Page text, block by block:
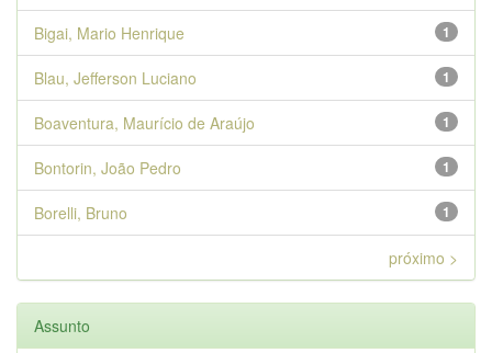
1
Bigai, Mario Henrique
1
Blau, Jefferson Luciano
1
Boaventura, Maurício de Araújo
1
Bontorin, João Pedro
1
Borelli, Bruno
próximo >
Assunto